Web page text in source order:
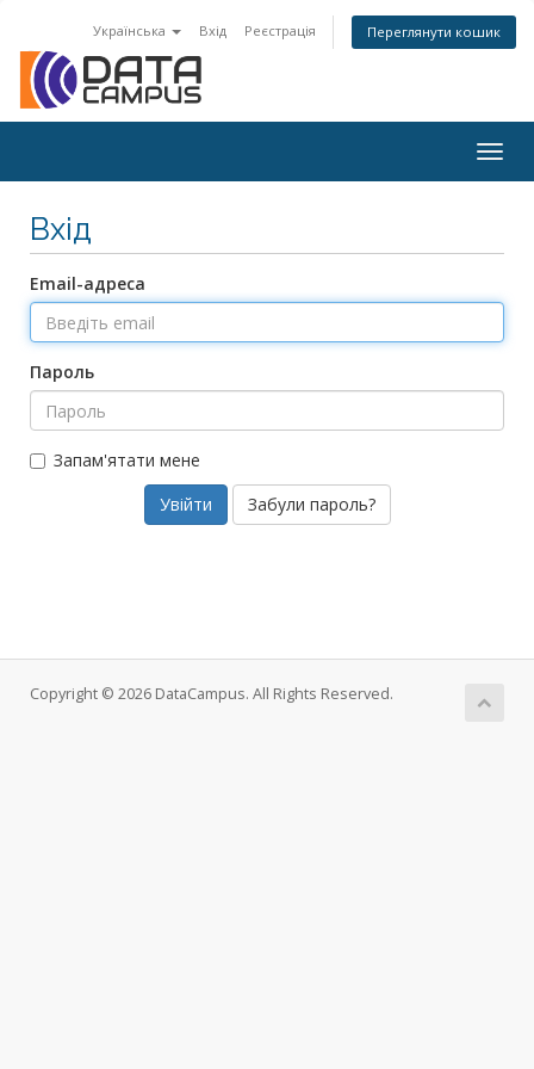
Українська Вхід Реєстрація Переглянути кошик
Вхід
Email-адреса
Пароль
Запам'ятати мене
Забули пароль?
Copyright © 2026 DataCampus. All Rights Reserved.